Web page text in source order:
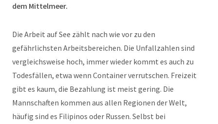
dem Mittelmeer.
Die Arbeit auf See zählt nach wie vor zu den
gefährlichsten Arbeitsbereichen. Die Unfallzahlen sind
vergleichsweise hoch, immer wieder kommt es auch zu
Todesfällen, etwa wenn Container verrutschen. Freizeit
gibt es kaum, die Bezahlung ist meist gering. Die
Mannschaften kommen aus allen Regionen der Welt,
häufig sind es Filipinos oder Russen. Selbst bei